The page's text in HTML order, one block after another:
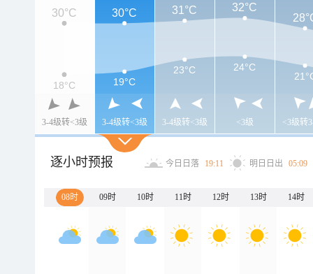
3-4级转<3级 3-4级转<3级 3-4级转<3级 <3级 <3级转
30°C 30°C 31°C 32°C
18°C 19°C
23°C 24°C
逐小时预报 今日日落 19:11 明日日出 05:09
08时 09时 10时 11时 12时 13时 14时